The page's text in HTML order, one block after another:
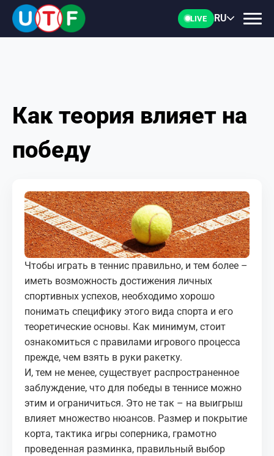
LIVE RU
ГЛАВНАЯ
ФТУ
ДОКУМЕНТЫ
ПЕРСОНАЛИИ
МЕДИА
КОРТЫ
КОНТАКТЫ
UZ-PIN
Как теория влияет на
победу
Чтобы играть в теннис правильно, и тем более –
иметь возможность достижения личных
спортивных успехов, необходимо хорошо
понимать специфику этого вида спорта и его
теоретические основы. Как минимум, стоит
ознакомиться с правилами игрового процесса
прежде, чем взять в руки ракетку.
И, тем не менее, существует распространенное
заблуждение, что для победы в теннисе можно
этим и ограничиться. Это не так – на выигрыш
влияет множество нюансов. Размер и покрытие
корта, тактика игры соперника, грамотно
проведенная разминка, правильный выбор